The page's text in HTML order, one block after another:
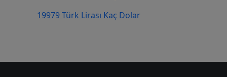
19979 Türk Lirası Kaç Dolar